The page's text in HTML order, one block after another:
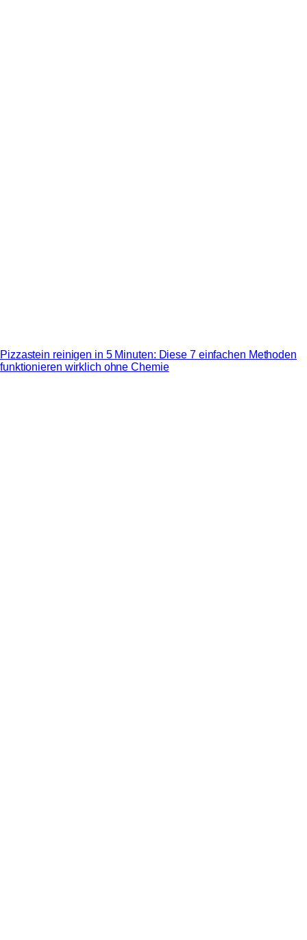
Pizzastein reinigen in 5 Minuten: Diese 7 einfachen Methoden
funktionieren wirklich ohne Chemie